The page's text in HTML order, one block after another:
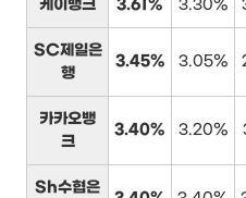
케이뱅크 3.61% 3.30%
SC제일은
행
3.45% 3.05%
카카오뱅
크
3.40% 3.20%
Sh수협은